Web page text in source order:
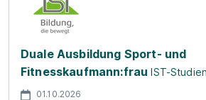
Duale Ausbildung Sport- und
Fitnesskaufmann:frau IST-
01.10.2026